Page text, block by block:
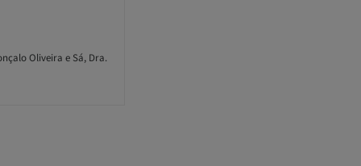
Oliveira e Sá, Dra.